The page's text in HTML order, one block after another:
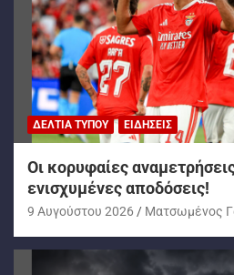
ΔΕΛΤΊΑ ΤΎΠΟΥ ΕΙΔΉΣΕΙΣ
Oι κορυφαίες
ενισχυμένες αποδόσεις!
9 Αυγούστου 2026 Ματσωμένος